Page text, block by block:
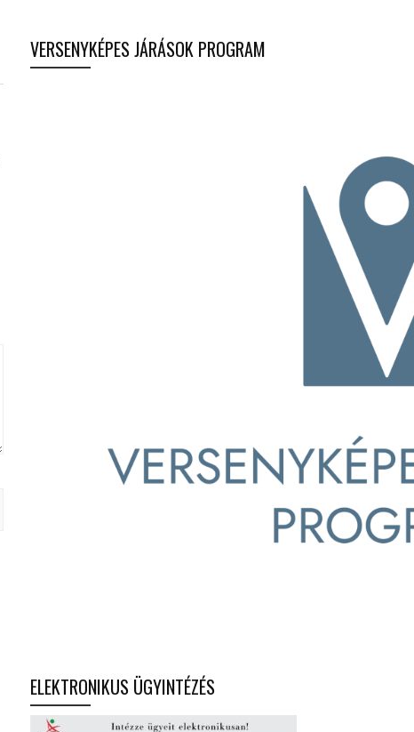
VERSENYKÉPES JÁRÁSOK PROGRAM
ELEKTRONIKUS ÜGYINTÉZÉS